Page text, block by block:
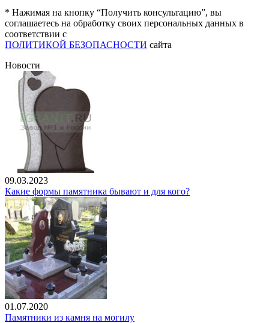
* Нажимая на кнопку “Получить консультацию”, вы
соглашаетесь на обработку своих персональных данных в
соответствии с
ПОЛИТИКОЙ БЕЗОПАСНОСТИ сайта
Новости
09.03.2023
Какие формы памятника бывают и для кого?
01.07.2020
Памятники из камня на могилу